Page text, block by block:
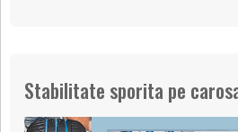
Stabilitate sporita pe